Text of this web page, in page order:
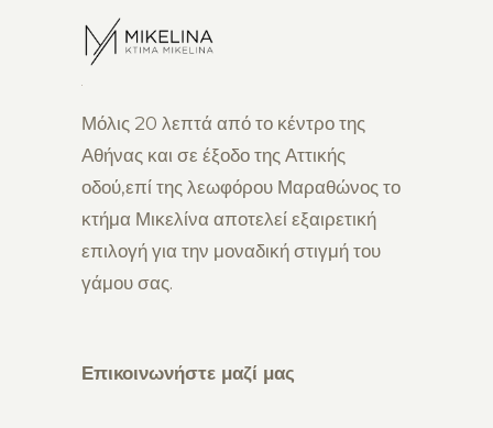
Μόλις 20 λεπτά από το κέντρο της
Αθήνας και σε έξοδο της Αττικής
οδού,επί της λεωφόρου Μαραθώνος το
κτήμα Μικελίνα αποτελεί εξαιρετική
επιλογή για την μοναδική στιγμή του
γάμου σας.
Επικοινωνήστε μαζί μας